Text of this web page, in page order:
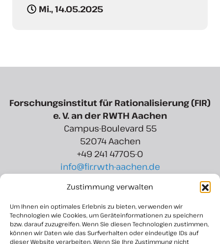
Zustimmung verwalten
Um Ihnen ein optimales Erlebnis zu bieten, verwenden wir
Technologien wie Cookies, um Geräteinformationen zu speichern
bzw. darauf zuzugreifen. Wenn Sie diesen Technologien zustimmen,
können wir Daten wie das Surfverhalten oder eindeutige IDs auf
dieser Website verarbeiten. Wenn Sie Ihre Zustimmung nicht
Mi., 14.05.2025
Forschungsinstitut für Rationalisierung (FIR)
e. V. an der RWTH Aachen
Campus-Boulevard 55
52074 Aachen
+49 241 47705-0
info@fir.rwth-aachen.de
Region Aachen Zweckverband
Rotter Bruch 6
52068 Aachen
+49 241 927 8721-15
info@regionaachen.de